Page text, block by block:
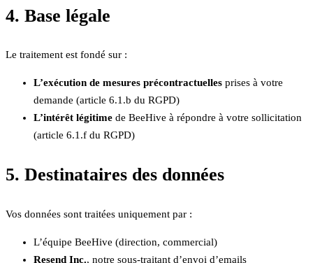
4. Base légale
Le traitement est fondé sur :
L’exécution de mesures précontractuelles prises à votre
demande (article 6.1.b du RGPD)
L’intérêt légitime de BeeHive à répondre à votre sollicitation
(article 6.1.f du RGPD)
5. Destinataires des données
Vos données sont traitées uniquement par :
L’équipe BeeHive (direction, commercial)
Resend Inc., notre sous-traitant d’envoi d’emails